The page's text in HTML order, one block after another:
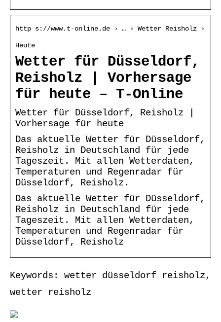
http s://www.t-online.de › … › Wetter Reisholz ›
Heute
Wetter für Düsseldorf,
Reisholz | Vorhersage
für heute – T-Online
Wetter für Düsseldorf, Reisholz |
Vorhersage für heute
Das aktuelle Wetter für Düsseldorf,
Reisholz in Deutschland für jede
Tageszeit. Mit allen Wetterdaten,
Temperaturen und Regenradar für
Düsseldorf, Reisholz.
Das aktuelle Wetter für Düsseldorf,
Reisholz in Deutschland für jede
Tageszeit. Mit allen Wetterdaten,
Temperaturen und Regenradar für
Düsseldorf, Reisholz
Keywords: wetter düsseldorf reisholz,
wetter reisholz